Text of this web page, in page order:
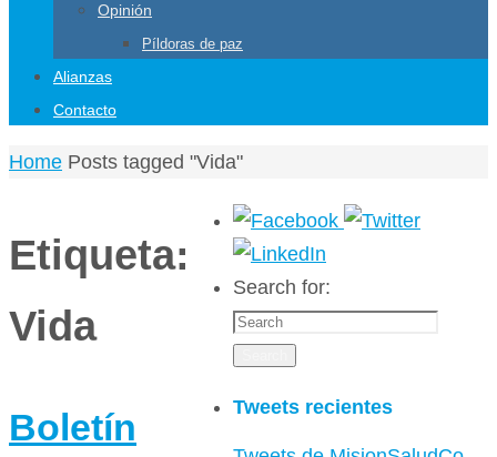
Opinión
Píldoras de paz
Alianzas
Contacto
Home Posts tagged "Vida"
Etiqueta:
Vida
Boletín
Search for:
Tweets recientes